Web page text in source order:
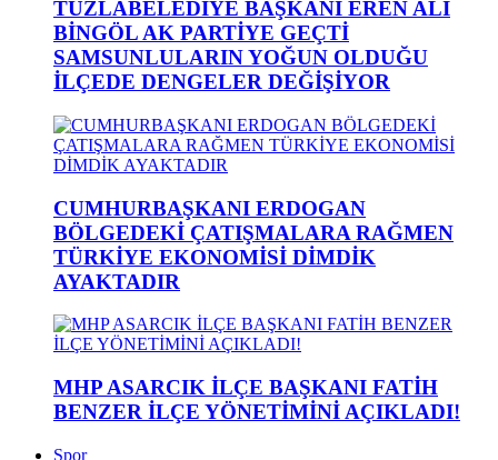
TUZLABELEDİYE BAŞKANI EREN ALİ
BİNGÖL AK PARTİYE GEÇTİ
SAMSUNLULARIN YOĞUN OLDUĞU
İLÇEDE DENGELER DEĞİŞİYOR
CUMHURBAŞKANI ERDOGAN
BÖLGEDEKİ ÇATIŞMALARA RAĞMEN
TÜRKİYE EKONOMİSİ DİMDİK
AYAKTADIR
MHP ASARCIK İLÇE BAŞKANI FATİH
BENZER İLÇE YÖNETİMİNİ AÇIKLADI!
Spor